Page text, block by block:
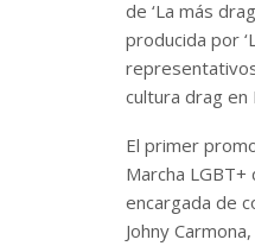
de ‘La más
producida por
cultura drag en
El primer
Marcha LGBT+
encargada de
Johny